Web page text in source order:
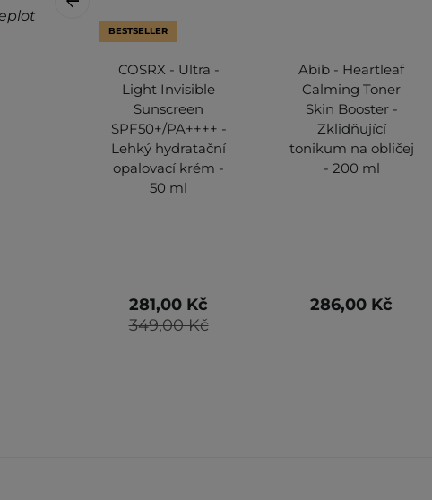
BESTSELLER
COSRX - Ultra -
Light Invisible
Sunscreen
SPF50+/PA++++ -
Lehký hydratační
opalovací krém -
50 ml
349,00 Kč
281,00 Kč
Abib - Heartleaf
Calming Toner
Skin Booster -
Zklidňující
tonikum na obličej
- 200 ml
286,00 Kč